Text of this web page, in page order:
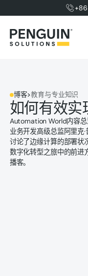
博客>教育与专业知识
如何有效实
Automation World内容
业务开发高级总监阿里克
讨论了边缘计算的部署状
数字化转型之旅中的前进
播客。